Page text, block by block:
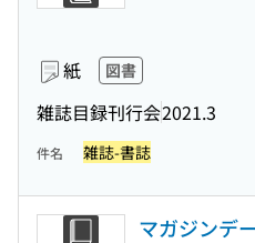
紙 図書
雑誌目録刊行会2021.3
件名 雑誌-書誌
マガジンデ